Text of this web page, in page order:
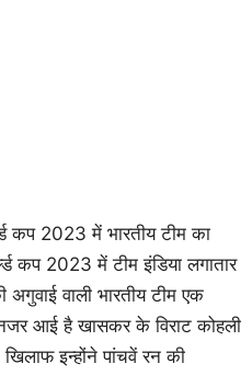
कप 2023 में भारतीय टीम का
कप 2023 में टीम इंडिया लगातार
अगुवाई वाली भारतीय टीम एक
आई है खासकर के विराट कोहली
इन्होंने पांचवें रन की